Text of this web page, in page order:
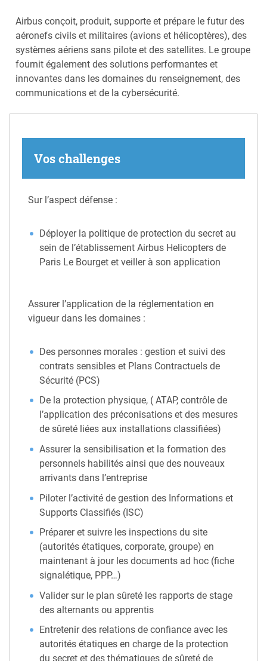
Airbus conçoit, produit, supporte et prépare le futur des
aéronefs civils et militaires (avions et hélicoptères), des
systèmes aériens sans pilote et des satellites. Le groupe
fournit également des solutions performantes et
innovantes dans les domaines du renseignement, des
communications et de la cybersécurité.
Vos challenges
Sur l’aspect défense :
Déployer la politique de protection du secret au
sein de l’établissement Airbus Helicopters de
Paris Le Bourget et veiller à son application
Assurer l’application de la réglementation en
vigueur dans les domaines :
Des personnes morales : gestion et suivi des
contrats sensibles et Plans Contractuels de
Sécurité (PCS)
De la protection physique, ( ATAP, contrôle de
l’application des préconisations et des mesures
de sûreté liées aux installations classifiées)
Assurer la sensibilisation et la formation des
personnels habilités ainsi que des nouveaux
arrivants dans l’entreprise
Piloter l’activité de gestion des Informations et
Supports Classifiés (ISC)
Préparer et suivre les inspections du site
(autorités étatiques, corporate, groupe) en
maintenant à jour les documents ad hoc (fiche
signalétique, PPP…)
Valider sur le plan sûreté les rapports de stage
des alternants ou apprentis
Entretenir des relations de confiance avec les
autorités étatiques en charge de la protection
du secret et des thématiques de sûreté de